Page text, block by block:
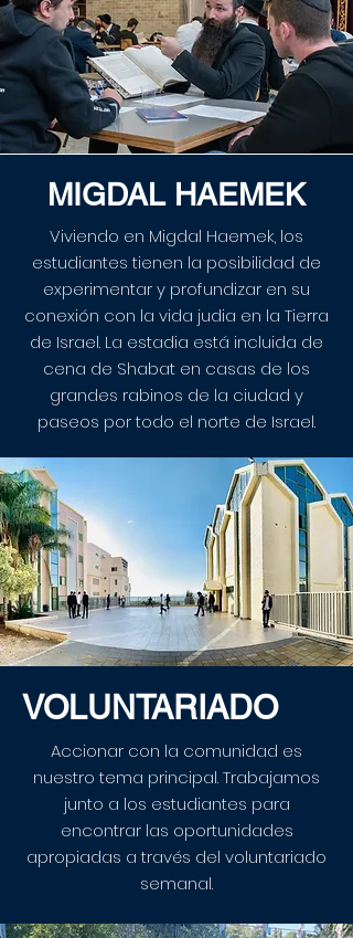
MIGDAL HAEMEK
Viviendo en Migdal Haemek, los
estudiantes tienen la posibilidad de
experimentar y profundizar en su
conexión con la vida judia en la Tierra
de Israel. La estadia está incluida de
cena de Shabat en casas de los
grandes rabinos de la ciudad y
paseos por todo el norte de Israel.
VOLUNTARIADO
Accionar con la comunidad es
nuestro tema principal. Trabajamos
junto a los estudiantes para
encontrar las oportunidades
apropiadas a través del voluntariado
semanal.